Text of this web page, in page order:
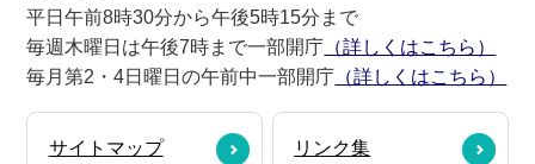
平日午前8時30分から午後5時15分まで
毎週木曜日は午後7時まで一部開庁 （詳しくはこちら）
毎月第2・4日曜日の午前中一部開庁 （詳しくはこちら）
サイトマップ リンク集